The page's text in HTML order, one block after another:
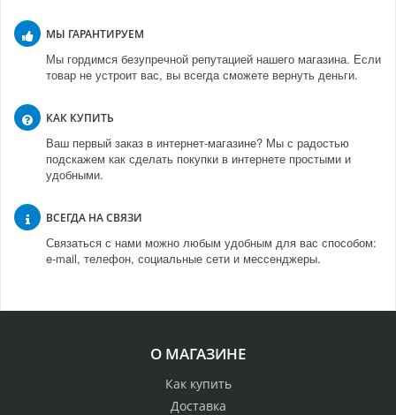
МЫ ГАРАНТИРУЕМ
Мы гордимся безупречной репутацией нашего магазина. Если
товар не устроит вас, вы всегда сможете вернуть деньги.
КАК КУПИТЬ
Ваш первый заказ в интернет-магазине? Мы с радостью
подскажем как сделать покупки в интернете простыми и
удобными.
ВСЕГДА НА СВЯЗИ
Связаться с нами можно любым удобным для вас способом:
e-mail, телефон, социальные сети и мессенджеры.
О МАГАЗИНЕ
Как купить
Доставка